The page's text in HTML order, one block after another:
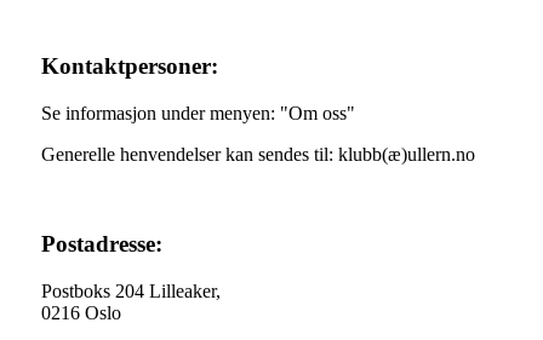
Kontaktpersoner:
Se informasjon under menyen: "Om oss"
Generelle henvendelser kan sendes til: klubb(æ)ullern.no
Postadresse:
Postboks 204 Lilleaker,
0216 Oslo